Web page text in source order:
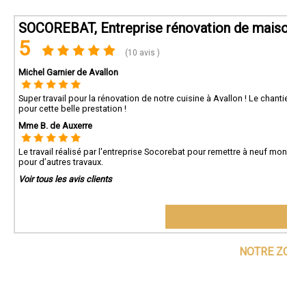
SOCOREBAT, Entreprise rénovation de
5 (10 avis )
Michel Garnier de Avallon
Super travail pour la rénovation de notre cuisine à Avallon ! Le
pour cette belle prestation !
Mme B. de Auxerre
Le travail réalisé par l'entreprise Socorebat pour remettre à neuf
pour d’autres travaux.
Voir tous les avis clients
NOTRE